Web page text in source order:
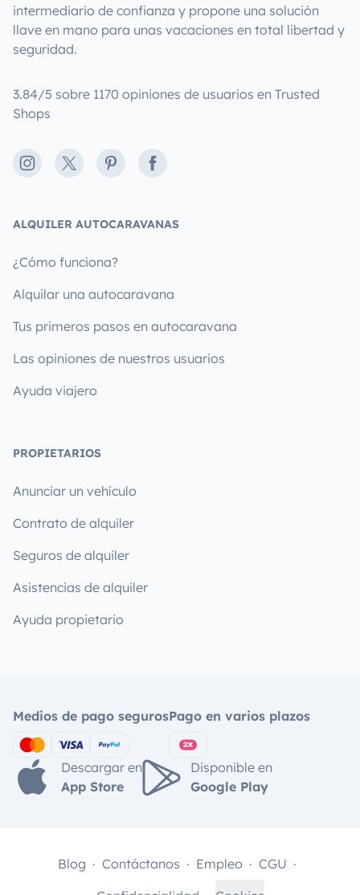
intermediario de confianza y propone una solución
llave en mano para unas vacaciones en total libertad y
seguridad.
3.84/5 sobre 1170 opiniones de usuarios en Trusted
Shops
Instagram
X PinterestFacebook
ALQUILER AUTOCARAVANAS
¿Cómo funciona?
Alquilar una autocaravana
Tus primeros pasos en autocaravana
Las opiniones de nuestros usuarios
Ayuda viajero
PROPIETARIOS
Anunciar un vehículo
Contrato de alquiler
Seguros de alquiler
Asistencias de alquiler
Ayuda propietario
Medios de pago segurosPago en varios plazos
Descargar en
App Store
Disponible en
Google Play
Blog Contáctanos Empleo
CGU